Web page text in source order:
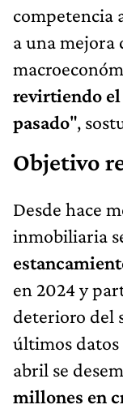
competencia
a una mejora
revirtiendo el
pasado",
Objetivo
Desde hace
inmobiliaria
en 2024 y
deterioro del
últimos datos
abril se
millones en